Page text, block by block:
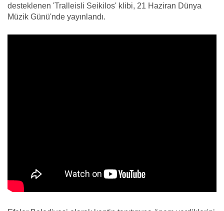
desteklenen 'Tralleisli Seikilos' klibi, 21 Haziran Dünya
Müzik Günü'nde yayınlandı.